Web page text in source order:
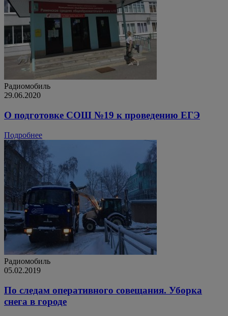
Радиомобиль
29.06.2020
О подготовке СОШ №19 к проведению ЕГЭ
Подробнее
Радиомобиль
05.02.2019
По следам оперативного совещания. Уборка
снега в городе